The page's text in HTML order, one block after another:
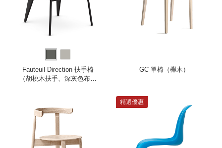
Fauteuil Direction 扶手椅
（胡桃木扶手、深灰色布料
GC 單椅（櫸木）
精選優惠